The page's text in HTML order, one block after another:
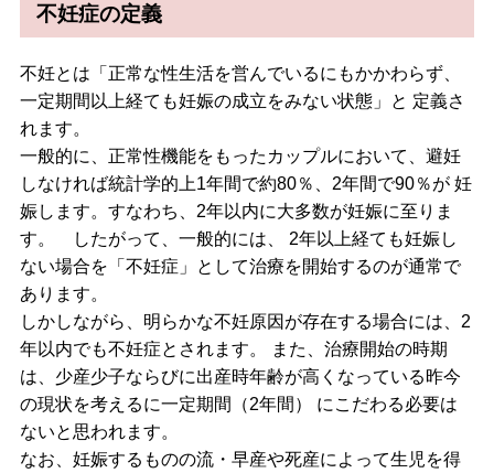
不妊症の定義
不妊とは「正常な性生活を営んでいるにもかかわらず、
一定期間以上経ても妊娠の成立をみない状態」と 定義さ
れます。
一般的に、正常性機能をもったカップルにおいて、避妊
しなければ統計学的上1年間で約80％、2年間で90％が 妊
娠します。すなわち、2年以内に大多数が妊娠に至りま
す。 したがって、一般的には、 2年以上経ても妊娠し
ない場合を「不妊症」として治療を開始するのが通常で
あります。
しかしながら、明らかな不妊原因が存在する場合には、2
年以内でも不妊症とされます。 また、治療開始の時期
は、少産少子ならびに出産時年齢が高くなっている昨今
の現状を考えるに一定期間（2年間） にこだわる必要は
ないと思われます。
なお、妊娠するものの流・早産や死産によって生児を得